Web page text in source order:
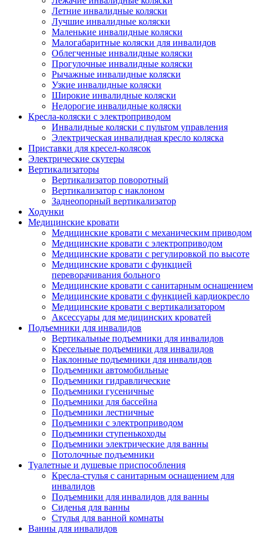
Летние инвалидные коляски
Лучшие инвалидные коляски
Маленькие инвалидные коляски
Малогабаритные коляски для инвалидов
Облегченные инвалидные коляски
Прогулочные инвалидные коляски
Рычажные инвалидные коляски
Узкие инвалидные коляски
Широкие инвалидные коляски
Недорогие инвалидные коляски
Кресла-коляски с электроприводом
Инвалидные коляски с пультом управления
Электрическая инвалидная кресло коляска
Приставки для кресел-колясок
Электрические скутеры
Вертикализаторы
Вертикализатор поворотный
Вертикализатор с наклоном
Заднеопорный вертикализатор
Ходунки
Медицинские кровати
Медицинские кровати с механическим приводом
Медицинские кровати с электроприводом
Медицинские кровати с регулировкой по высоте
Медицинские кровати с функцией
переворачивания больного
Медицинские кровати с санитарным оснащением
Медицинские кровати с функцией кардиокресло
Медицинские кровати с вертикализатором
Аксессуары для медицинских кроватей
Подъемники для инвалидов
Вертикальные подъемники для инвалидов
Кресельные подъемники для инвалидов
Наклонные подъемники для инвалидов
Подъемники автомобильные
Подъемники гидравлические
Подъемники гусеничные
Подъемники для бассейна
Подъемники лестничные
Подъемники с электроприводом
Подъемники ступенькоходы
Подъемники электрические для ванны
Потолочные подъемники
Туалетные и душевые приспособления
Кресла-стулья с санитарным оснащением для
инвалидов
Подъемники для инвалидов для ванны
Сиденья для ванны
Стулья для ванной комнаты
Ванны для инвалидов